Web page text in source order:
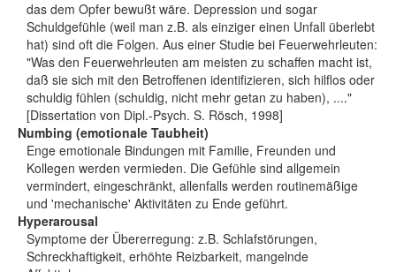
das dem Opfer bewußt wäre. Depression und sogar
Schuldgefühle (weil man z.B. als einziger einen Unfall überlebt
hat) sind oft die Folgen. Aus einer Studie bei Feuerwehrleuten:
"Was den Feuerwehrleuten am meisten zu schaffen macht ist,
daß sie sich mit den Betroffenen identifizieren, sich hilflos oder
schuldig fühlen (schuldig, nicht mehr getan zu haben), ...."
[Dissertation von Dipl.-Psych. S. Rösch, 1998]
Numbing (emotionale Taubheit)
Enge emotionale Bindungen mit Familie, Freunden und
Kollegen werden vermieden. Die Gefühle sind allgemein
vermindert, eingeschränkt, allenfalls werden routinemäßige
und 'mechanische' Aktivitäten zu Ende geführt.
Hyperarousal
Symptome der Übererregung: z.B. Schlafstörungen,
Schreckhaftigkeit, erhöhte Reizbarkeit, mangelnde